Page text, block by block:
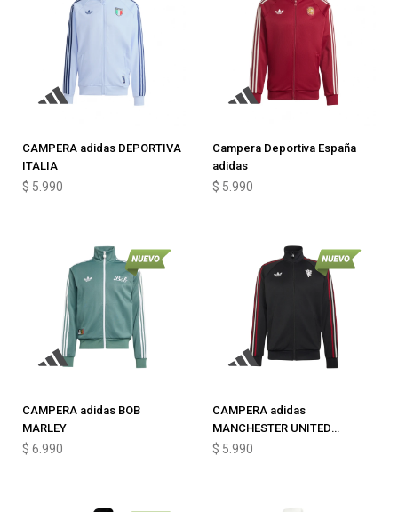
CAMPERA adidas DEPORTIVA
ITALIA
$ 5.990
Campera Deportiva España
adidas
$ 5.990
CAMPERA adidas BOB
MARLEY
$ 6.990
CAMPERA adidas
MANCHESTER UNITED
ORIGINALS
$ 5.990